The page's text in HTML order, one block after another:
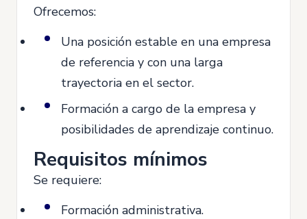
Ofrecemos:
Una posición estable en una empresa
de referencia y con una larga
trayectoria en el sector.
Formación a cargo de la empresa y
posibilidades de aprendizaje continuo.
Requisitos mínimos
Se requiere:
Formación administrativa.